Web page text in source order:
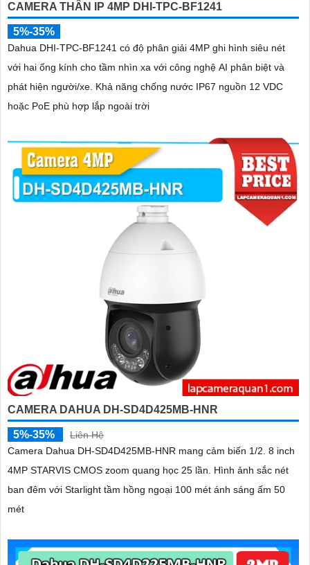
CAMERA THÂN IP 4MP DHI-TPC-BF1241
5%-35%
Dahua DHI-TPC-BF1241 có độ phân giải 4MP ghi hình siêu nét
với hai ống kính cho tầm nhìn xa với công nghệ AI phân biệt và
phát hiện người/xe. Khả năng chống nước IP67 nguồn 12 VDC
hoặc PoE phù hợp lắp ngoài trời
CAMERA DAHUA DH-SD4D425MB-HNR
5%-35%
Liên Hệ
Camera Dahua DH-SD4D425MB-HNR mang cảm biến 1/2. 8 inch
4MP STARVIS CMOS zoom quang học 25 lần. Hình ảnh sắc nét
ban đêm với Starlight tầm hồng ngoại 100 mét ánh sáng ấm 50
mét